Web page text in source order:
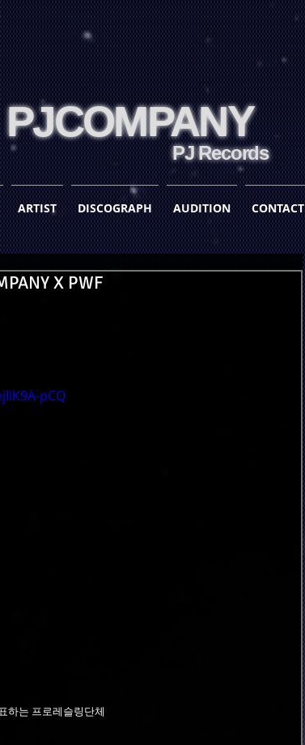
PJCOMPANY
PJ Records
ARTIST DISCOGRAPH AUDITION CONTACT
X PWF
pCQ
하는 프로레슬링단체